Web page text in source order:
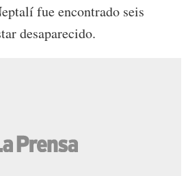
fue encontrado seis
desaparecido.